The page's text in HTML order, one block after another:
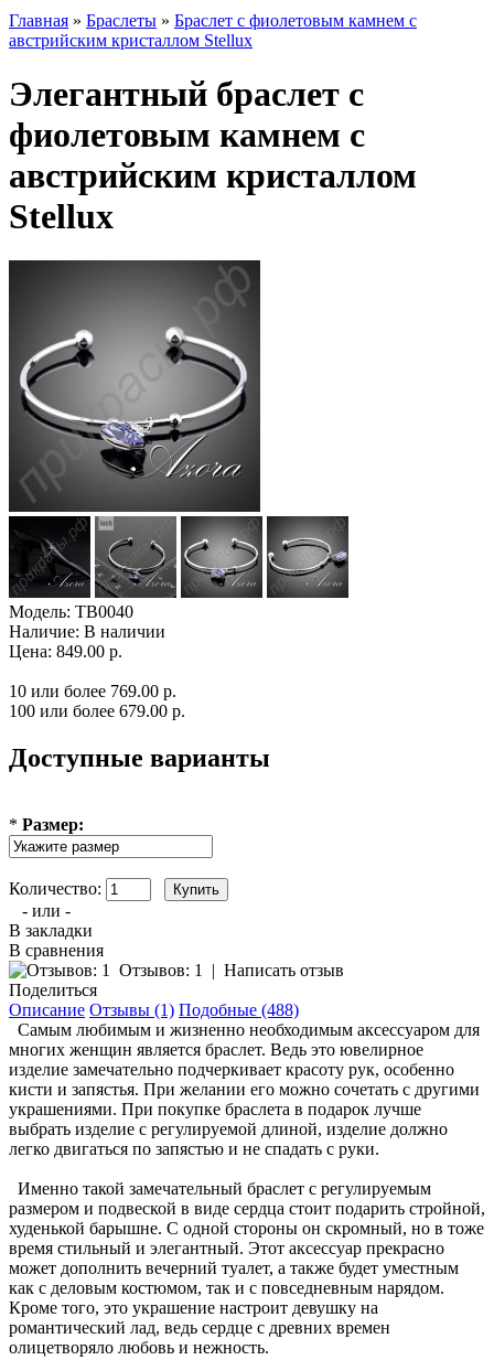
Главная » Браслеты » Браслет с фиолетовым камнем с
австрийским кристаллом Stellux
Элегантный браслет с
фиолетовым камнем с
австрийским кристаллом
Stellux
Модель: TB0040
Наличие: В наличии
Цена: 849.00 р.
10 или более 769.00 р.
100 или более 679.00 р.
Доступные варианты
* Размер:
Количество:
- или -
В закладки
В сравнения
Отзывов: 1
| Написать отзыв
Поделиться
Описание Отзывы (1) Подобные (488)
Самым любимым и жизненно необходимым аксессуаром для
многих женщин является браслет. Ведь это ювелирное
изделие замечательно подчеркивает красоту рук, особенно
кисти и запястья. При желании его можно сочетать с другими
украшениями. При покупке браслета в подарок лучше
выбрать изделие с регулируемой длиной, изделие должно
легко двигаться по запястью и не спадать с руки.
Именно такой замечательный браслет с регулируемым
размером и подвеской в виде сердца стоит подарить стройной,
худенькой барышне. С одной стороны он скромный, но в тоже
время стильный и элегантный. Этот аксессуар прекрасно
может дополнить вечерний туалет, а также будет уместным
как с деловым костюмом, так и с повседневным нарядом.
Кроме того, это украшение настроит девушку на
романтический лад, ведь сердце с древних времен
олицетворяло любовь и нежность.